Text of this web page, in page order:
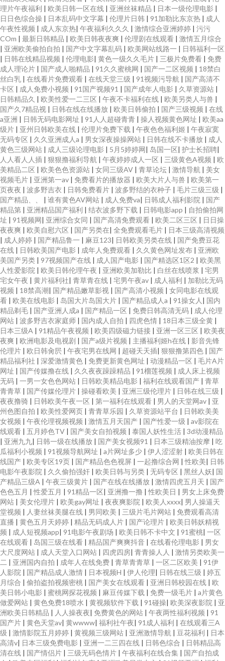
理片午夜福利 | 欧美日韩一区在线 | 亚洲丝袜精品 | 日本一级伦理电影 |
日日色综合操 | 日本乱码中文字幕 | 伦理片日韩 | 91加勒比东京热 | 成人
午夜性视频 | 成人东京热| 午夜福利久久久 | 激情综合亚洲婷婷 | 污污
COm | 最新日韩精品 | 欧美日韩夜夜爽 | 伦理剧在线观看 | 激情五月综合
| 亚洲欧美偷拍自拍 | 国产中文字幕乱码 | 欧美网站线路一 | 日韩福利一区
| 日韩在线精品视频 | 伦理电影| 黄色一级久久毛片 | 三极片免费看 | 免费
成人理论片 | 国产成人啪精品 | 91久久蜜桃网 | 国产一二区视频 | 18禁白
丝白乳 | 在线看片免费观看 | 在线天堂三级 | 91视频污导航 | 国产高清不
卡区 | 成人免费小视频 | 91国产视频91 | 国产成年人电影 | 久草资源站 |
日韩精品久 | 欧美性爱一二三区 | 午夜不卡福利在线 | 欧美另类人与兽 |
国产久7精品视 | 日韩在线在线播放 | 欧美日韩偷拍 | 国产三级视频 | 在线
a亚洲 | 日韩无码电影网址 | 91人人超碰青青 | 操人视频黄色网址 | 欧美aa
级片 | 亚州日韩欧美在线 | 伦理片免费下载 | 午夜色色福利姬 | 午夜寂寞
无码专区 | 久久亚洲成人a | 男女深夜操操网站 | 日韩在线不卡播放 | 成人
黄色三级网站 | 成人三级论理电影 | 5月5婷婷网| 岛国一区| 护士长招聘|
人人看人人插 | 狠狠撸福利导航 | 午夜婷婷成人一区 | 三级黄色A视频 | 欧
美精品二区 | 欧美色色资源站 | 女同三级AV | 青草论坛 | 激情导航 | 美女
视频毛片 | 亚洲第一av | 免费看片的播放器 | 欧美大片人与兽 | 欧美第一
页夜夜 | 波多野吉衣 | 日韩免费看片 | 波多野结的衣种子 | 毛片三级三级 |
国产精品、、 | 谁有黄色AV网站 | 成人免费va| 日韩成人福利影院 | 国产
精品第 | 亚洲精品国产福利 | 结衣波多野下载 | 日韩电影app | 自拍偷拍网
址 | 91视频网| 亚洲综合女同 | 国产高清免费观看 | 欧美二区三区 | 日日操
夜夜爽 | 欧美自慰六区 | 国产另类在| 全免费观看毛片 | 日本三级高清视频
| 成人婷婷 | 国产精品鲁一 | 麻豆123| 日韩欧美另类在线 | 国产免费豆花
在线 | 日韩欧美国产电影 | 成年人免费观看 | 久久黄色网址发布 | 亚洲欧
美国产另类 | 97视频国产在线 | 成人国产电影 | 国产精选区1区2 | 欧美黑
人性爱影院 | 欧美日韩伦理午夜 | 亚洲欧美加勒比 | 白丝在线喷浆 | 宅男
宅女午夜 | 黄片福利社| 青草青在线 | 宅男午夜av | 成人福利 | 加勒比无码
视频 | 18禁高潮| 国产精品嫩草影视 | 国产高清小视频 | 女同电影在线观
看 | 欧美在线电影 | 岛国大片岛国大片 | 国产精品成人a | 91操女人 | 国内
精品剃毛 | 国产亚洲人成a | 国产精品一区 | 免费日韩高清无码 | 成人伦理
网站 | 波多野吉衣家庭师 | 国内成人自拍 | 四虎色情 | 18日本三级全黄 |
日本三级A | 91精品午夜视频 | 欧美四级磁力链接 | 亚洲一区三区 | 欧美夜
夜爽 | 欧洲电影及电视剧 | 国产a级片视频 | 主播福利姬h在线 | 影音先锋
伦理片 | 欧日韩肏屄 | 午夜宅男在线网 | 超碰天天插| 狠狠撸第四色 | 国产
精品福利社 | 深爱激情黄色 | 免费更新黄色网址 | 动漫精品一区 | 毛片A片
网址 | 国产传媒撸在线 | 久久夜夜躁躁精品 | 91榴莲视频 | 成人床上视频
无码 | 一男一女色色网站 | 日韩欧美精品电影 | 福利在线观看国产 | 青草
青青草 | 国产传媒伦理片 | 操碰看欧美 | 亚洲三级伦理片 | 日韩在线三级 |
夜夜撸骑 | 日韩欧美午夜一区 | 第一福利在线观看 | 男人的天堂网av | 亚
州色图自拍 | 欧美性爱网页 | 青青草乐园 | 久草资源站平台 | 日韩欧美美
女视频 | 午夜伦理视频视频 | 激情五月天国产 | 国产性爱一级 | av影院在
线观看 | 五月婷色TV | 国产美女自拍视频 | 泰国人妖性生活 | 3d动漫精品
| 亚洲九九| 日韩一级在线播放 | 国产美女视频91 | 日本三级精油按摩 | 吃
瓜福利小视频 | 91视频导航网址 | a片网址多少 | 伊人涩涩射 | 欧美日韩在
线国产 | 欧美专区19页 | 国产精品色色视屏 | 一起撸综合网 |性欧美| 日韩
电影午夜影院 | 久久偷拍强奸 | 欧美日韩与另类 | 无码专区 | 黑丝人妖| 国
产精品三级A | 午夜三级黄片 | 国产在线在线播放 | 激情四虎五月天 | 国产
色色五月 |性爱五月 | 91精品一区| 亚洲撸一撸 |性欧美日 | 男女上床免费
网站 | 美女伦理片 | 欧美gay网址 | 夜夜爽影院 | 欧美人xxxx| 男人操逼天
堂视频 | 人妻丝袜美腿在线 | 男同欧美 | 三级片毛片网站 | 免费观看高清
直播 | 黄色五月天婷婷 | 精品无码成人片 | 国产论理片 | 欧美日韩妖精视
频 | 成人短视频app| 91电影午夜剧场 | 欧美日韩不卡中文 | 91蜜桃| 一区
在线观看 | 岛国三级在线看 | 精品国产爽爽抖音 | 在线看伦理电影 | 男女
大尺度网站 | 成人天堂入口网站 | 四虎四房| 青青操人人 | 激情另类欧美一
二 | 亚洲国内自拍 | 成年人在线免费 | 青草青青草 | 一区二区欧美 | 91伊
人影院 | 国产精品成人激情 | 日本视频H | 伊人伦理| 日韩在线三级 | 婷五
月综合 | 偷拍盗拍视频密桃 | 国产美女在线观看 | 亚洲日韩校园在线 | 欧
美日韩小电影 | 蜜桃网探花视频 | 麻豆传媒下载 | 免费一级毛片 | a片黄色
做爱网站 | 黄色免费18喷水 | 黄视频软件下载 | 91碰操| 欧美深夜影院 | 亚
洲欧美日韩精品 | 人人操夜夜| 免费黄色的网站 | 午夜两性福利视频 | 91
国产片 | 黄色天堂av| 黄wwww| 福利社午夜| 91成人福利 | 在线观看三A
级 | 激情影院五月婷婷 | 黄视频三级网站 | 亚洲激情导航 | 豆花福利 | 日本
高清v| 日本三级免费电影 | 亚洲一二三四在线 | 日韩色综合 | 日韩精品高
清在线 | 国产情侣片 | 三级无码色情片 | 午夜福利在线合集 | 国产自拍成